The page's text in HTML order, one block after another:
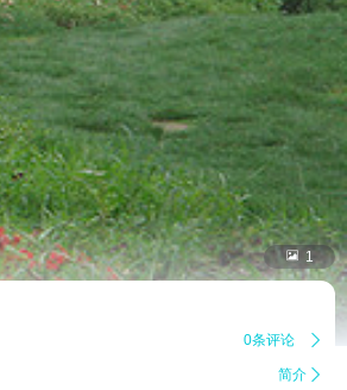
 1
0条评论 
简介 